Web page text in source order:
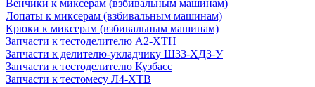
Венчики к миксерам (взбивальным машинам)
Лопаты к миксерам (взбивальным машинам)
Крюки к миксерам (взбивальным машинам)
Запчасти к тестоделителю А2-ХТН
Запчасти к делителю-укладчику Ш33-ХД3-У
Запчасти к тестоделителю Кузбасс
Запчасти к тестомесу Л4-ХТВ